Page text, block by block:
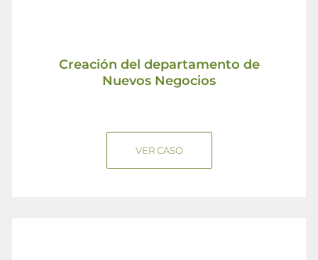
Creación del departamento de
Nuevos Negocios
VER CASO